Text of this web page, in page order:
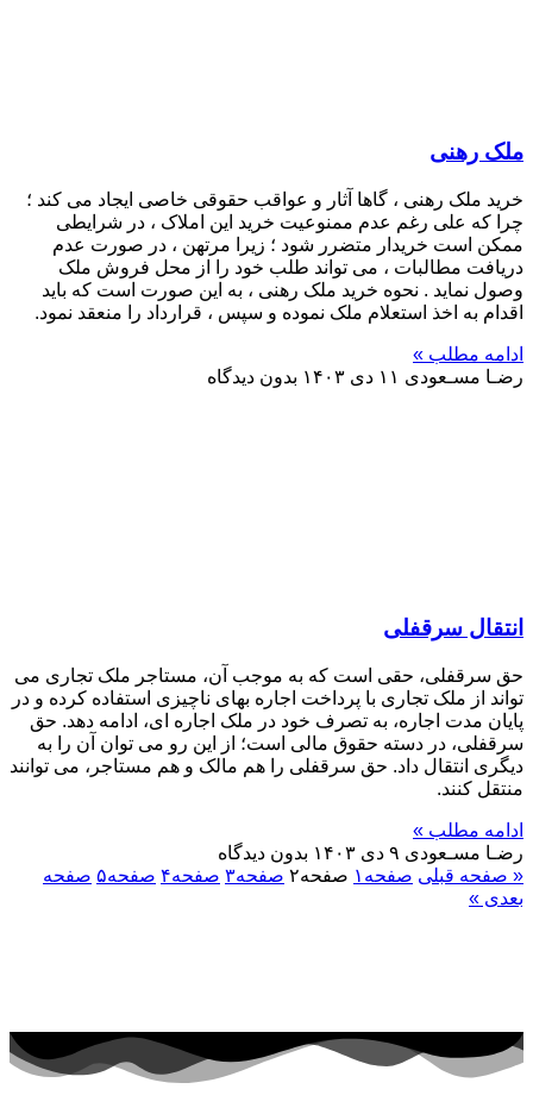
ملک رهنی
خرید ملک رهنی ، گاها آثار و عواقب حقوقی خاصی ایجاد می کند ؛
چرا که علی رغم عدم ممنوعیت خرید این املاک ، در شرایطی
ممکن است خریدار متضرر شود ؛ زیرا مرتهن ، در صورت عدم
دریافت مطالبات ، می تواند طلب خود را از محل فروش ملک
وصول نماید . نحوه خرید ملک رهنی ، به این صورت است که باید
اقدام به اخذ استعلام ملک نموده و سپس ، قرارداد را منعقد نمود.
ادامه مطلب »
رضـا مسـعودی ۱۱ دی ۱۴۰۳ بدون دیدگاه
انتقال سرقفلی
حق سرقفلی، حقی است که به موجب آن، مستاجر ملک تجاری می
تواند از ملک تجاری با پرداخت اجاره بهای ناچیزی استفاده کرده و در
پایان مدت اجاره، به تصرف خود در ملک اجاره ای، ادامه دهد. حق
سرقفلی، در دسته حقوق مالی است؛ از این رو می توان آن را به
دیگری انتقال داد. حق سرقفلی را هم مالک و هم مستاجر، می توانند
منتقل کنند.
ادامه مطلب »
رضـا مسـعودی ۹ دی ۱۴۰۳
بدون دیدگاه
« صفحه قبلی صفحه ۱ صفحه۲ صفحه۳ صفحه۴ صفحه۵ صفحه
بعدی »